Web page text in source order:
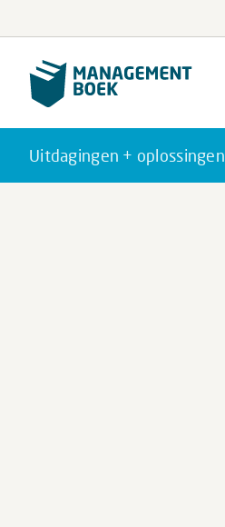
Uitdagingen + oplossingen